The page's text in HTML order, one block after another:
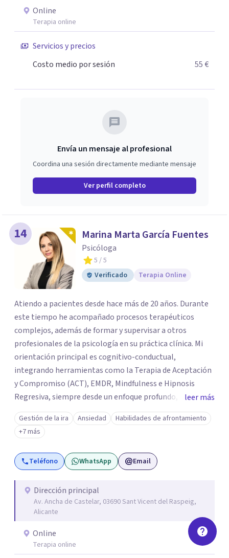
en tratamiento de depresiones, ansiedad, fobias,
adicciones, duelos, conflictos de pareja.
Online
Terapia online
Servicios y precios
Costo medio por sesión
55 €
Envía un mensaje al profesional
Coordina una sesión directamente mediante mensaje
Ver perfil completo
14 Marina Marta García Fuentes
Psicóloga
5 / 5
Verificado
Terapia Online
Atiendo a pacientes desde hace más de 20 años. Durante
este tiempo he acompañado procesos terapéuticos
complejos, además de formar y supervisar a otros
profesionales de la psicología en su práctica clínica. Mi
orientación principal es cognitivo-conductual,
integrando herramientas como la Terapia de Aceptación
y Compromiso (ACT), EMDR, Mindfulness e Hipnosis
Regresiva, siempre desde un enfoque profundo,
respetuoso y adaptado a cada persona. También
acompaño procesos de crecimiento personal y terapia
del alma orientados al trabajo emocional, la búsqueda de
sentido, el autoconocimiento y la conexión interior. Mi
objetivo es ayudar a las personas a comprenderse mejor,
necesarios para vivir con mayor equilibrio y plenitud.
leer más
Gestión de la ira Ansiedad
Habilidades de afrontamiento
+7 más
Teléfono WhatsApp Email
Dirección principal
Av. Ancha de Castelar, 03690 Sant Vicent del Raspeig,
Alicante
Online
Terapia online